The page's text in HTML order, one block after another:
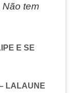
tem
E SE
LALAUNE